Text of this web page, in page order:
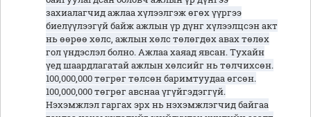
захиалагчид ажлаа хүлээлгэж өгөх үүргээ
биелүүлээгүй байж ажлын үр дүнг хүлээлцсэн акт
нь өөрөө хөлс, ажлын хөлс төлөгдөх авах төлөх
гол үндэслэл болно. Ажлаа хаяад явсан. Тухайн
үед шаардлагатай ажлын хөлсийг нь төлчихсөн.
100,000,000 төгрөг төлсөн баримтуудаа өгсөн.
100,000,000 төгрөг авснаа үгүйгэдэггүй.
Нэхэмжлэл гаргах эрх нь нэхэмжлэгчид байгаа